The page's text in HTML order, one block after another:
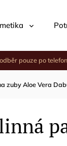
pouze po
zuby Aloe Vera